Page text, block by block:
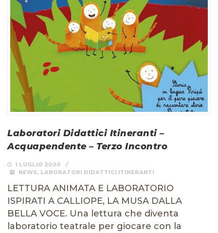
Laboratori Didattici Itineranti –
Acquapendente – Terzo Incontro
1 LUGLIO 2020
NEWS, LABORATORI DIDATTICI ITINERANTI
LETTURA ANIMATA E LABORATORIO
ISPIRATI A CALLIOPE, LA MUSA DALLA
BELLA VOCE. Una lettura che diventa
laboratorio teatrale per giocare con la